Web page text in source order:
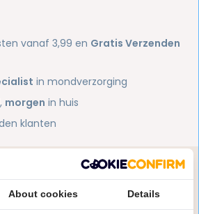
vanaf 3,99 en Gratis Verzenden
in mondverzorging
morgen in huis
klanten
vraag over dit product?
helpen je graag! Spreek ons aan
of stuur een e-mail.
About cookies Details